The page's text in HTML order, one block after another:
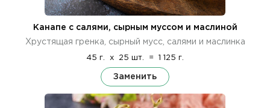
Канапе с салями, сырным муссом и маслиной
Хрустящая гренка, сырный мусс, салями и маслинка
45 г. x 25 шт. = 1 125 г.
Заменить